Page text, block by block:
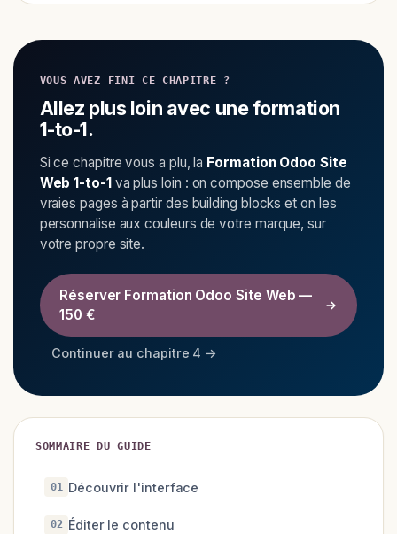
VOUS AVEZ FINI CE CHAPITRE ?
Allez plus loin avec une formation
1-to-1.
Si ce chapitre vous a plu, la Formation Odoo Site
Web 1-to-1va plus loin : on compose ensemble de
vraies pages à partir des building blocks et on les
personnalise aux couleurs de votre marque, sur
votre propre site.
Réserver Formation Odoo Site Web —
150 €
Continuer au chapitre 4 →
SOMMAIRE DU GUIDE
01 Découvrir l'interface
02 Éditer le contenu